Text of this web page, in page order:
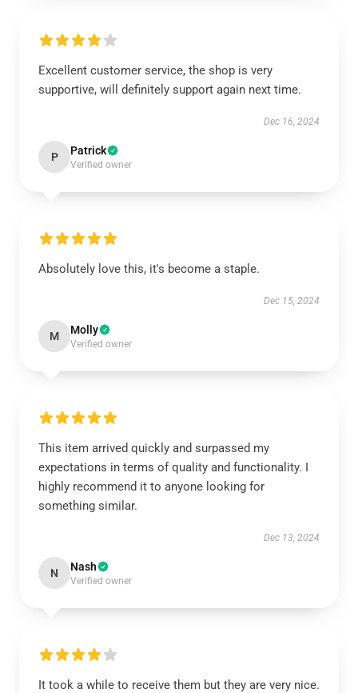
Excellent customer service, the shop is very
supportive, will definitely support again next time.
Dec 16, 2024
P Patrick
Verified owner
Absolutely love this, it's become a staple.
Dec 15, 2024
M Molly
Verified owner
This item arrived quickly and surpassed my
expectations in terms of quality and functionality. I
highly recommend it to anyone looking for
something similar.
Dec 13, 2024
N Nash
Verified owner
It took a while to receive them but they are very nice.